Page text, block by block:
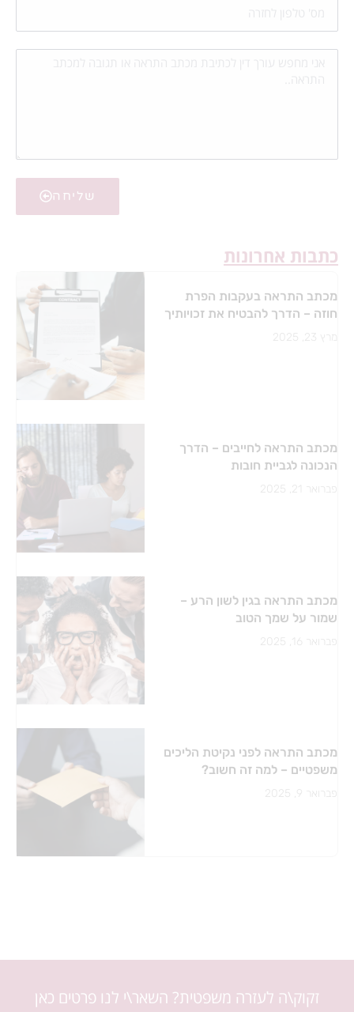
שליחה
כתבות אחרונות
מכתב התראה בעקבות הפרת
חוזה – הדרך להבטיח את זכויותיך
מרץ 23, 2025
מכתב התראה לחייבים – הדרך
הנכונה לגביית חובות
פברואר 21, 2025
מכתב התראה בגין לשון הרע –
שמור על שמך הטוב
פברואר 16, 2025
מכתב התראה לפני נקיטת הליכים
משפטיים – למה זה חשוב?
פברואר 9, 2025
זקוק\ה לעזרה משפטית? השאר\י לנו פרטים כאן